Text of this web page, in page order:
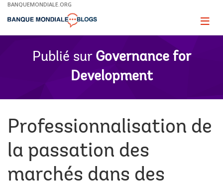
Skip
Main
BANQUEMONDIALE.ORG
Page
Publié sur Governance for
Development
Professionnalisation de
la passation des
marchés dans des